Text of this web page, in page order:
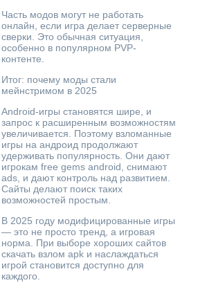
Часть модов могут не работать
онлайн, если игра делает серверные
сверки. Это обычная ситуация,
особенно в популярном PVP-
контенте.
Итог: почему моды стали
мейнстримом в 2025
Android-игры становятся шире, и
запрос к расширенным возможностям
увеличивается. Поэтому взломанные
игры на андроид продолжают
удерживать популярность. Они дают
игрокам free gems android, снимают
ads, и дают контроль над развитием.
Сайты делают поиск таких
возможностей простым.
В 2025 году модифицированные игры
— это не просто тренд, а игровая
норма. При выборе хороших сайтов
скачать взлом apk и наслаждаться
игрой становится доступно для
каждого.